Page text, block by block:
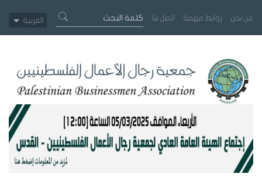
من نحن روابط مهمة اتصل بنا العربية